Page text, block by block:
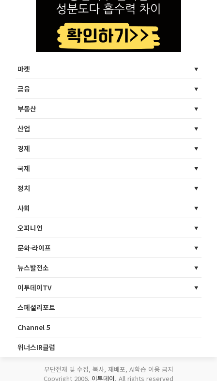
마켓
금융
부동산
산업
경제
국제
정치
사회
오피니언
문화·라이프
뉴스발전소
이투데이TV
스페셜리포트
Channel 5
위너스IR클럽
무단전재 및 수집, 복사, 재배포, AI학습 이용 금지
Copyright 2006. 이투데이. All rights reserved